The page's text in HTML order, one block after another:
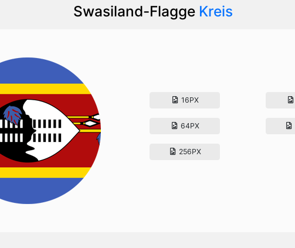
Swasiland-Flagge Kreis
16PX
64PX
256PX